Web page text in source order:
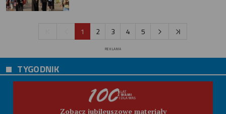
1 2 3 4 5
REKLAMA
TYGODNIK
Zobacz jubileuszowe materiały